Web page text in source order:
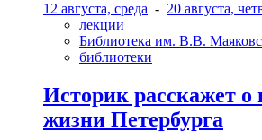
12 августа, среда - 20 августа,
лекции
Библиотека им. В.В.
библиотеки
Историк расскажет о
жизни Петербурга